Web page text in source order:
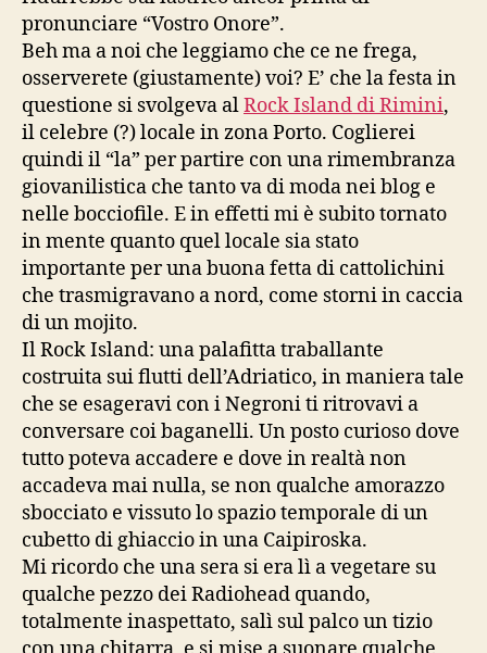
pronunciare “Vostro Onore”.
Beh ma a noi che leggiamo che ce ne frega,
osserverete (giustamente) voi? E’ che la festa in
questione si svolgeva alRock Island di Rimini,
il celebre (?) locale in zona Porto. Coglierei
quindi il “la” per partire con una rimembranza
giovanilistica che tanto va di moda nei blog e
nelle bocciofile. E in effetti mi è subito tornato
in mente quanto quel locale sia stato
importante per una buona fetta di cattolichini
che trasmigravano a nord, come storni in caccia
di un mojito.
Il Rock Island: una palafitta traballante
costruita sui flutti dell’Adriatico, in maniera tale
che se esageravi con i Negroni ti ritrovavi a
conversare coi baganelli. Un posto curioso dove
tutto poteva accadere e dove in realtà non
accadeva mai nulla, se non qualche amorazzo
sbocciato e vissuto lo spazio temporale di un
cubetto di ghiaccio in una Caipiroska.
Mi ricordo che una sera si era lì a vegetare su
qualche pezzo dei Radiohead quando,
totalmente inaspettato, salì sul palco un tizio